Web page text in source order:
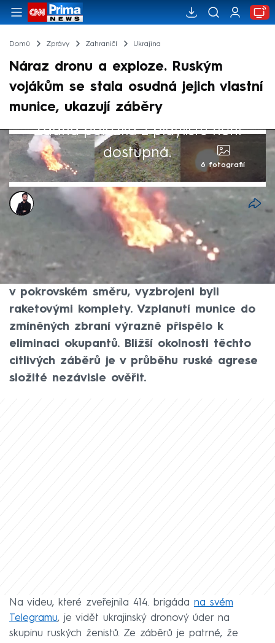
Domů Zprávy Zahraničí Ukrajina
Náraz dronu a exploze. Ruským
vojákům se stala osudná jejich vlastní
munice, ukazují záběry
Žádná položka z playlistu není
dostupná.
6 fotografií
Marek Veselý
28. říj 2025, 06:12
Ukrajinská 414. brigáda se pochlubila novým
videem, na němž její sebevražedné drony
zlikvidovaly ruské ženisty. Ti se pohybovali
v pokrovském směru, vyzbrojeni byli
raketovými komplety. Vzplanutí munice do
zmíněných zbraní výrazně přispělo k
eliminaci okupantů. Bližší okolnosti těchto
citlivých záběrů je v průběhu ruské agrese
složité nezávisle ověřit.
Na videu, které zveřejnila 414. brigáda na svém
Telegramu, je vidět ukrajinský dronový úder na
skupinu ruských ženistů. Ze záběrů je patrné, že